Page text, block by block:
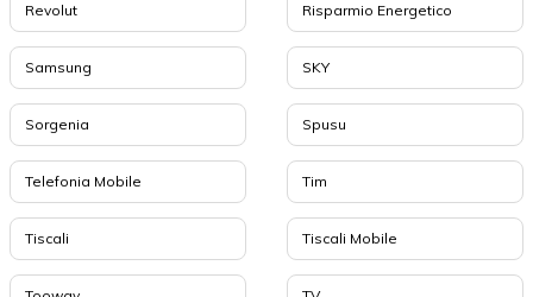
Revolut Risparmio Energetico
Samsung SKY
Sorgenia Spusu
Telefonia Mobile Tim
Tiscali Tiscali Mobile